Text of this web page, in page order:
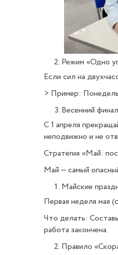
Режим «Одно
Если сил на
> Пример:
Весенний
С 1 апреля
неподвижно и не
Стратегия «Май:
Май — самый
Майские
Первая неделя мая
Что делать:
работа закончена.
Правило